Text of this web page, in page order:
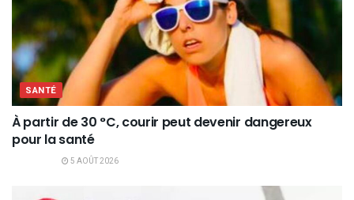
SANTÉ
À partir de 30 °C, courir peut devenir dangereux
pour la santé
5 AOÛT 2026